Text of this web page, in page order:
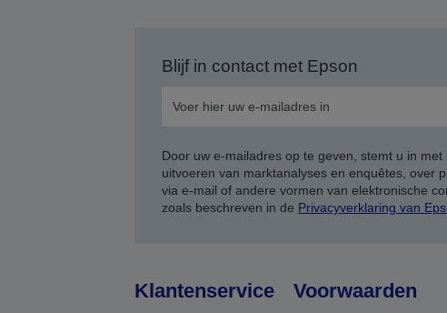
Blijf in contact met Epson
Door uw e-mailadres op te geven, stemt u in
uitvoeren van marktanalyses en enquêtes, over
via e-mail of andere vormen van elektronische
zoals beschreven in de Privacyverklaring van
Klantenservice Voorwaarden